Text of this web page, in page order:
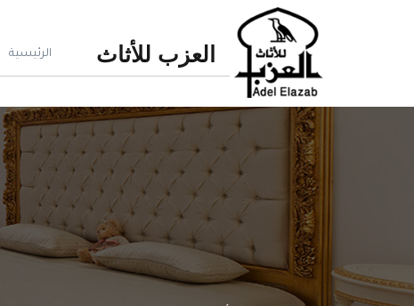
العزب للأثاث الرئيسية